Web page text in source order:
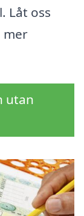
Låt oss
mer
utan